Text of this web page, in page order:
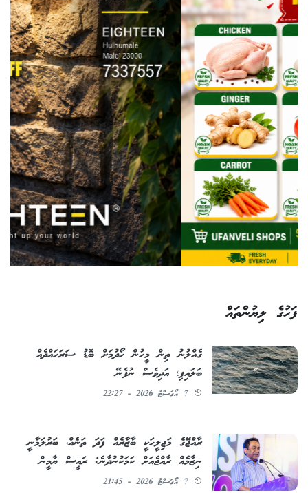
ފަހުގެ ލިޔުންތައް
ގެއްލުނު ތިން މީހުން ހޯދުމަށް ބޮޑު ސަރަހައްދެއް
ބަލައިފި؛ އަދިވެސް ނުފެނޭ
7 އޯގަސްޓު 2026 - 22:27
ރާއްޖޭގެ މަޖިލީހަކީ ބާޒާރެއް ފަދަ ތަނެއް، ބަރުލަމާނީ
ނިޒާމެއް ރާއްޖެއަށް ކަމަކުނުދާނެ: ރައީސް ޔާމީން
7 އޯގަސްޓު 2026 - 21:45